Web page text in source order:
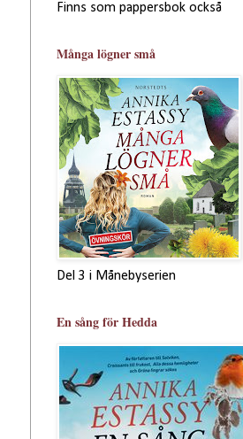
Finns som pappersbok också
Många lögner små
Del 3 i Månebyserien
En sång för Hedda